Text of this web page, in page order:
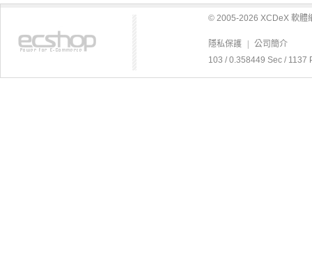
© 2005-2026 XCDeX 軟體
隱私保護
公司簡介
103 / 0.358449 Sec / 1137